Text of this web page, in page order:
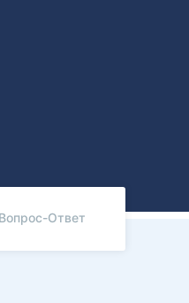
Вопрос-Ответ